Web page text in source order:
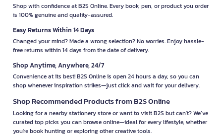
Shop with confidence at B2S Online. Every book, pen, or product you order
is 100% genuine and quality-assured.
Easy Returns Within 14 Days
Changed your mind? Made a wrong selection? No worries. Enjoy hassle-
free returns within 14 days from the date of delivery.
Shop Anytime, Anywhere, 24/7
Convenience at its best! B2S Online is open 24 hours a day, so you can
shop whenever inspiration strikes—just click and wait for your delivery.
Shop Recommended Products from B2S Online
Looking for a nearby stationery store or want to visit B2S but can't? We’ve
curated top picks you can browse online—ideal for every lifestyle, whether
you're book hunting or exploring other creative tools.